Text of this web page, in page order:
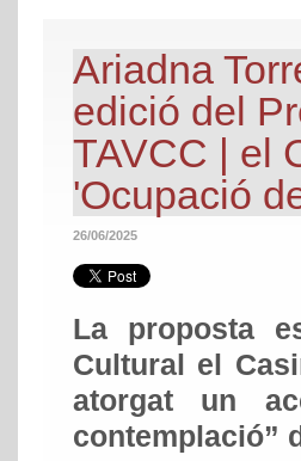
Ariadna
edició del
TAVCC | el
'Ocupació
26/06/2025
La proposta
Cultural el
atorgat un
contemplació”